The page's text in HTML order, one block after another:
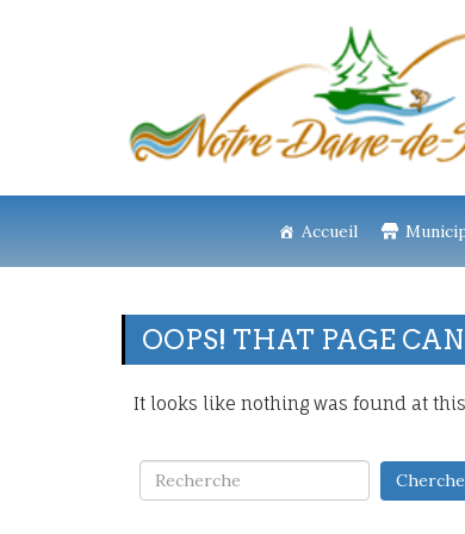
Accueil
OOPS! THAT PAGE
It looks like nothing was found at